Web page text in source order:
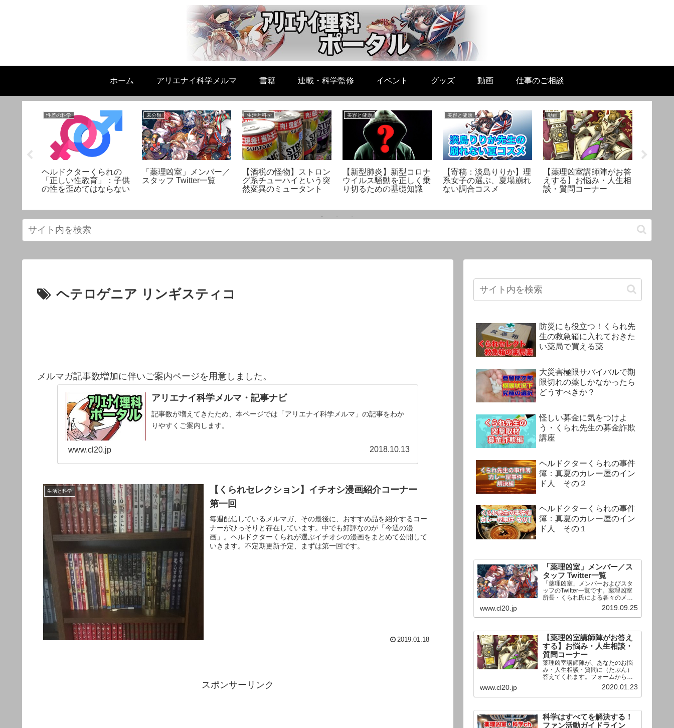
ホーム アリエナイ科学メルマ 書籍 連載・科学監修 イベント グッズ 動画 仕事のご相談
性差の科学
ヘルドクターくられの
「正しい性教育」：子供
の性を歪めてはならない
未分類
「薬理凶室」メンバー／
スタッフ Twitter一覧
生活と科学
【酒税の怪物】ストロン
グ系チューハイという突
然変異のミュータント
美容と健康
【新型肺炎】新型コロナ
ウイルス騒動を正しく乗
り切るための基礎知識
美容と健康
【寄稿：淡島りりか】理
系女子の選ぶ、夏場崩れ
ない調合コスメ
動画
【薬理凶室講師陣がお答
えする】お悩み・人生相
談・質問コーナー
ヘテロゲニア リンギスティコ
メルマガ記事数増加に伴いご案内ページを用意しました。
アリエナイ科学メルマ・記事ナビ
記事数が増えてきたため、本ページでは「アリエナイ科学メルマ」の記事をわか
りやすくご案内します。
www.cl20.jp 2018.10.13
生活と科学
【くられセレクション】イチオシ漫画紹介コーナー
第一回
毎週配信しているメルマガ、その最後に、おすすめ品を紹介するコー
ナーがひっそりと存在しています。中でも好評なのが「今週の漫
画」。ヘルドクターくられが選ぶイチオシの漫画をまとめて公開して
いきます。不定期更新予定、まずは第一回です。
2019.01.18
スポンサーリンク
防災にも役立つ！くられ先
生の救急箱に入れておきた
い薬局で買える薬
大災害極限サバイバルで期
限切れの薬しかなかったら
どうすべきか？
怪しい募金に気をつけよ
う・くられ先生の募金詐欺
講座
ヘルドクターくられの事件
簿：真夏のカレー屋のイン
ド人 その２
ヘルドクターくられの事件
簿：真夏のカレー屋のイン
ド人 その１
「薬理凶室」メンバー／ス
タッフ Twitter一覧
「薬理凶室」メンバーおよびスタ
ッフのTwitter一覧です。薬理凶室
所長・くられ氏による各々のメン
バーの一言紹介付き。Twitterへの
リンクの下にあるフォローボタン
を押すとそのままフォローできま
www.cl20.jp 2019.09.25
【薬理凶室講師陣がお答え
する】お悩み・人生相談・
質問コーナー
薬理凶室講師陣が、あなたのお悩
み・人生相談・質問に（たぶん）
答えてくれます。フォームからお
送りいただいた相談は、順次、動
画として公開される予定（時期未
定）！ どうぞお気軽にご質問く
www.cl20.jp 2020.01.23
科学はすべてを解決する！
ファン活動ガイドライン